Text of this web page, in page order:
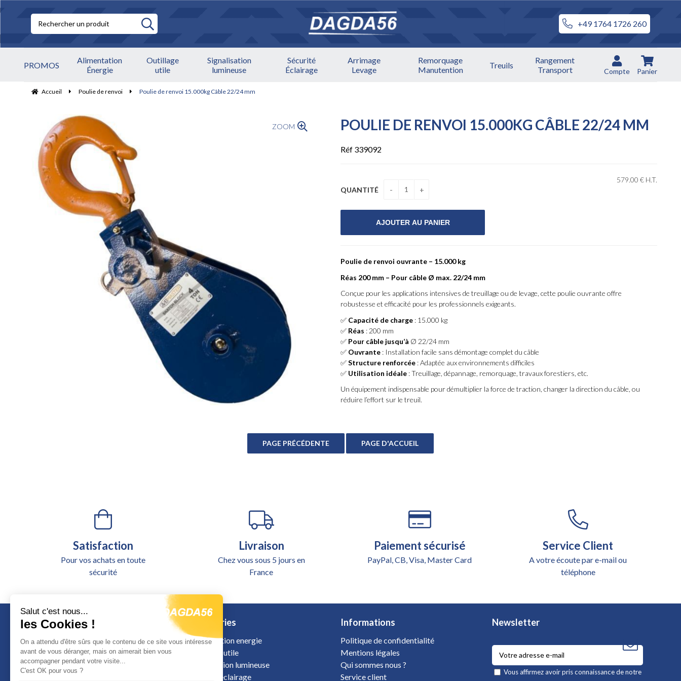
+49 1764 1726 260
PROMOS
Alimentation
Énergie
Outillage
utile
Signalisation
lumineuse
Sécurité
Éclairage
Arrimage
Levage
Remorquage
Manutention
Treuils
Rangement
Transport
Compte Panier
Accueil Poulie de renvoi Poulie de renvoi 15.000kg Câble 22/24 mm
ZOOM POULIE DE RENVOI 15.000KG CÂBLE 22/24 MM
Réf 339092
579.00 € H.T.
QUANTITÉ
Poulie de renvoi ouvrante – 15.000 kg
Réas 200 mm – Pour câble Ø max. 22/24 mm
Conçue pour les applications intensives de treuillage ou de levage, cette poulie ouvrante offre
robustesse et efficacité pour les professionnels exigeants.
✅ Capacité de charge : 15.000 kg
✅ Réas : 200 mm
✅ Pour câble jusqu’à Ø 22/24 mm
✅ Ouvrante : Installation facile sans démontage complet du câble
✅Structure renforcée : Adaptée aux environnements difficiles
✅ Utilisation idéale : Treuillage, dépannage, remorquage, travaux forestiers, etc.
Un équipement indispensable pour démultiplier la force de traction, changer la direction du câble, ou
réduire l’effort sur le treuil.
Satisfaction
Pour vos achats en toute
sécurité
Livraison
Chez vous sous 5 jours en
France
Paiement sécurisé
PayPal, CB, Visa, Master Card
Service Client
A votre écoute par e-mail ou
téléphone
Calle de Colombia
Catégories
Alimentation energie
Outillage utile
Signalisation lumineuse
Sécurité éclairage
Informations
Politique de confidentialité
Mentions légales
Qui sommes nous ?
Service client
Newsletter
Vous affirmez avoir pris connaissance de notre
Salut c'est nous...
les Cookies !
On a attendu d'être sûrs que le contenu de ce site vous intéresse
avant de vous déranger, mais on aimerait bien vous
accompagner pendant votre visite...
C'est OK pour vous ?